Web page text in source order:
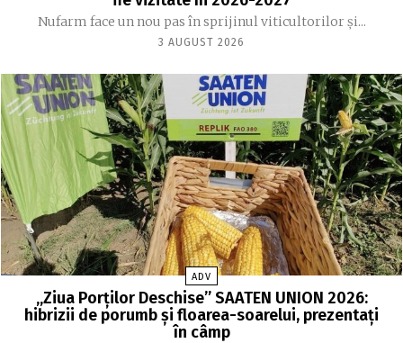
Nufarm face un nou pas în sprijinul viticultorilor și...
3 AUGUST 2026
ADV
„Ziua Porților Deschise” SAATEN UNION 2026:
hibrizii de porumb și floarea-soarelui, prezentați
în câmp